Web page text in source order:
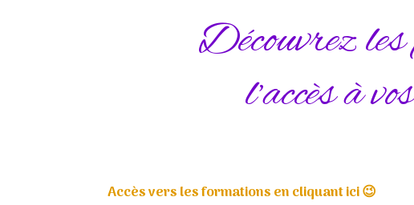
Découvrez
l’accès à
Accès vers les formations en cliquant ici 😉